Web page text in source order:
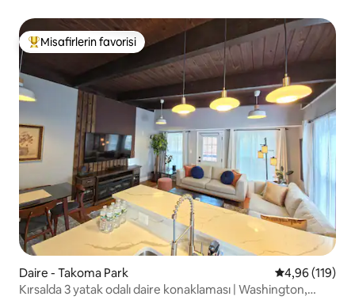
Misafirlerin favorilerinden en beğenilenler arasında
Misafirlerin favorisi
Daire - Takoma Park 5 üzerinden
4,96 (119)
Kırsalda 3 yatak odalı daire konaklaması | Washington,